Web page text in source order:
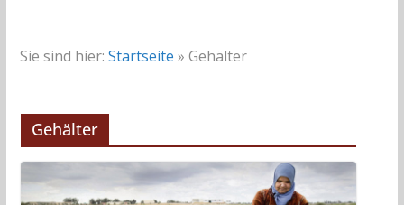
Sie sind hier: Startseite » Gehälter
Gehälter